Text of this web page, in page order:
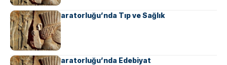
Ahameniş İmparatorluğu’nda Tıp ve Sağlık
Ahameniş İmparatorluğu’nda Edebiyat